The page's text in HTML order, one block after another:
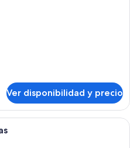
Ver disponibilidad y precio
Una habitación de hotel moderna